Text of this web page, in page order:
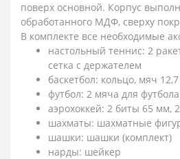
поверх основной. Корпус
обработанного МДФ, сверху
В комплекте все необходимые
настольный теннис: 2
сетка с держателем
баскетбол: кольцо, мяч
футбол: 2 мяча для
аэрохоккей: 2 биты 65 мм,
шахматы: шахматные
шашки: шашки (комплект)
нарды: шейкер